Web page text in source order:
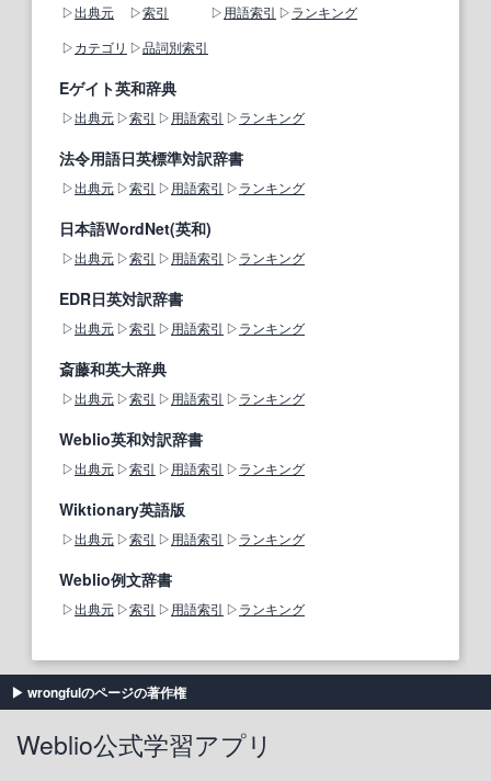
出典元 索引 用語索引
ランキング
カテゴリ
品詞別索引
Eゲイト英和辞典
出典元 索引 用語索引 ランキング
法令用語日英標準対訳辞書
出典元 索引 用語索引 ランキング
日本語WordNet(英和)
出典元 索引 用語索引 ランキング
EDR日英対訳辞書
出典元 索引 用語索引 ランキング
斎藤和英大辞典
出典元 索引 用語索引 ランキング
Weblio英和対訳辞書
出典元 索引 用語索引 ランキング
Wiktionary英語版
出典元 索引 用語索引 ランキング
Weblio例文辞書
出典元 索引 用語索引 ランキング
wrongfulのページの著作権
Weblio公式学習アプリ